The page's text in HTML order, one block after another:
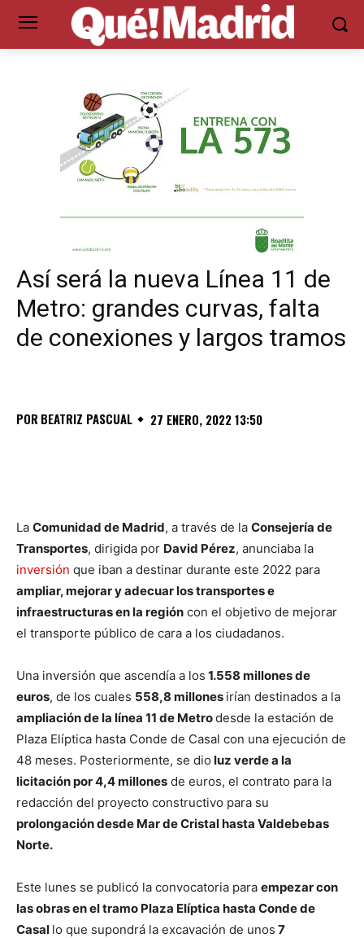
Así será la nueva Línea 11 de
Metro: grandes curvas, falta
de conexiones y largos tramos
POR BEATRIZ PASCUAL 27 ENERO, 2022 13:50
La Comunidad de Madrid, a través de la Consejería de
Transportes, dirigida por David Pérez, anunciaba la
inversión que iban a destinar durante este 2022 para
ampliar, mejorar y adecuar los transportes e
infraestructuras en la región con el objetivo de mejorar
el transporte público de cara a los ciudadanos.
Una inversión que ascendía a los 1.558 millones de
euros, de los cuales 558,8 millones irían destinados a la
ampliación de la línea 11 de Metrodesde la estación de
Plaza Elíptica hasta Conde de Casal con una ejecución de
48 meses. Posteriormente, se dio luz verde a la
licitación por 4,4 millones de euros, el contrato para la
redacción del proyecto constructivo para su
prolongación desde Mar de Cristal hasta Valdebebas
Norte.
Este lunes se publicó la convocatoria para empezar con
las obras en el tramo Plaza Elíptica hasta Conde de
Casal lo que supondrá la excavación de unos 7